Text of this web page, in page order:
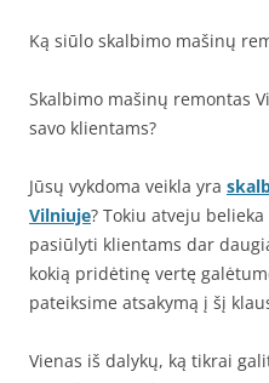
Ką siūlo skalbimo mašinų
Skalbimo mašinų remontas
savo klientams?
Jūsų vykdoma veikla yra
Vilniuje? Tokiu atveju
pasiūlyti klientams dar
kokią pridėtinę vertę
pateiksime atsakymą į šį
Vienas iš dalykų, ką tikrai